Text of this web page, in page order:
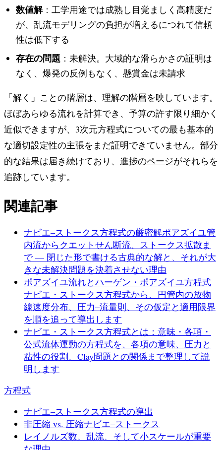
数値解：工学用途では成熟し目覚ましく高精度だ
が、乱流モデリングの負担が増えるにつれて信頼
性は低下する
存在の問題 ：未解決。大域的な滑らかさの証明は
なく、爆発の反例もなく、懸賞金は未請求
「解く」ことの階層は、理解の階層を映しています。
ほぼあらゆる流れを計算でき、予算の許す限り細かく
近似できますが、3次元方程式についての最も基本的
な適切設定性の主張をまだ証明できていません。部分
的な結果は届き続けており、 進捗のページがそれらを
追跡しています。
関連記事
ナビエ–ストークス方程式の厳密解ポアズイユ管
内流からクエットせん断流、ストークス拡散ま
で — 閉じた形で書ける古典的な解と、それが大
きな未解決問題を決着させない理由
ポアズイユ流れとハーゲン・ポアズイユ方程式
ナビエ・ストークス方程式から、円管内の放物
線速度分布、圧力–流量則、その仮定と適用限界
を順を追って導出します
ナビエ・ストークス方程式とは：意味・各項・
公式流体運動の方程式を、各項の意味、圧力と
粘性の役割、Clay問題との関係まで整理して説
明します
方程式
ナビエ–ストークス方程式の導出
非圧縮 vs. 圧縮ナビエ–ストークス
レイノルズ数、乱流、そして小スケールが重要